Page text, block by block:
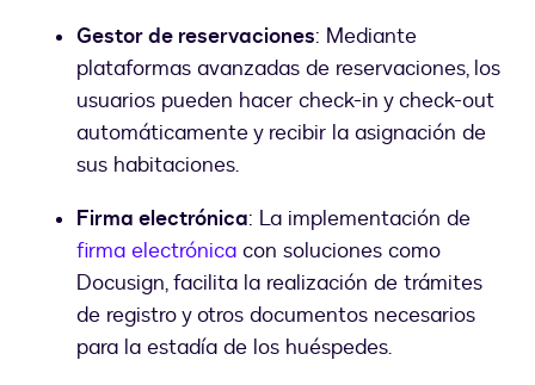
Gestor de reservaciones: Mediante
plataformas avanzadas de reservaciones, los
usuarios pueden hacer check-in y check-out
automáticamente y recibir la asignación de
sus habitaciones.
Firma electrónica: La implementación de
firma electrónica con soluciones como
Docusign, facilita la realización de trámites
de registro y otros documentos necesarios
para la estadía de los huéspedes.